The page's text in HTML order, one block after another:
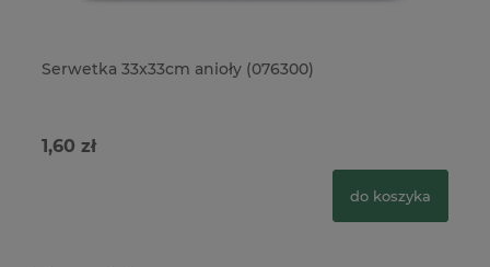
Serwetka 33x33cm anioły (076300)
1,60 zł
do koszyka